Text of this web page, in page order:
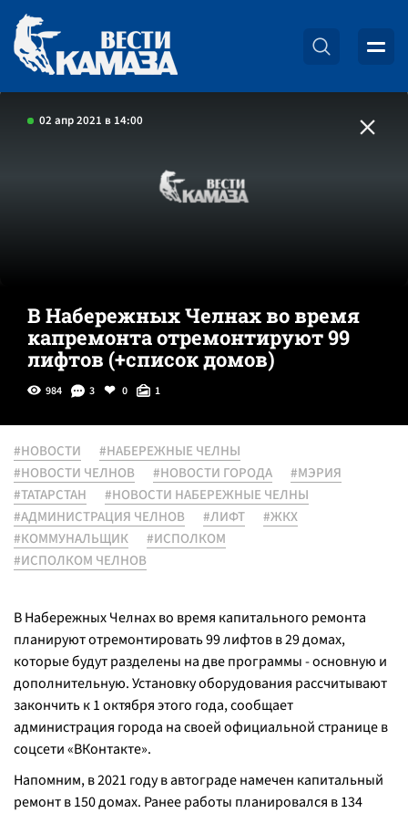
02 апр 2021 в 14:00
В Набережных Челнах во время
капремонта отремонтируют 99
лифтов (+список домов)
984 3 0 1
#НОВОСТИ
#НАБЕРЕЖНЫЕ ЧЕЛНЫ
#НОВОСТИ ЧЕЛНОВ
#НОВОСТИ ГОРОДА
#МЭРИЯ
#ТАТАРСТАН
#НОВОСТИ НАБЕРЕЖНЫЕ ЧЕЛНЫ
#АДМИНИСТРАЦИЯ ЧЕЛНОВ
#ЛИФТ
#ЖКХ
#КОММУНАЛЬЩИК
#ИСПОЛКОМ
#ИСПОЛКОМ ЧЕЛНОВ
В Набережных Челнах во время капитального ремонта
планируют отремонтировать 99 лифтов в 29 домах,
которые будут разделены на две программы - основную и
дополнительную. Установку оборудования рассчитывают
закончить к 1 октября этого года, сообщает
администрация города на своей официальной странице в
соцсети «ВКонтакте».
Напомним, в 2021 году в автограде намечен капитальный
ремонт в 150 домах. Ранее работы планировался в 134